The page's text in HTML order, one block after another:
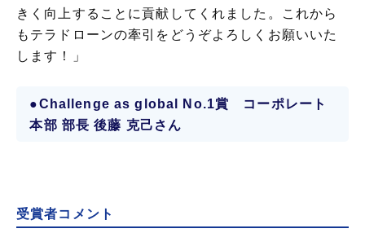
きく向上することに貢献してくれました。これから
もテラドローンの牽引をどうぞよろしくお願いいた
します！」
●Challenge as global No.1賞 コーポレート
本部 部長 後藤 克己さん
受賞者コメント